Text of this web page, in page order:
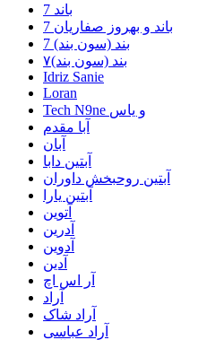
7 باند
7 باند و بهروز صفاریان
7 بند (سون بند)
۷بند (سون بند)
Idriz Sanie
Loran
Tech N9ne و یاس
آبا مقدم
آبان
آبتین دابا
آبتین روحبخش داوران
آبتین یارا
آتوین
آدرین
آدوین
آدین
آر اس اچ
آراد
آراد شاک
آراد عباسی